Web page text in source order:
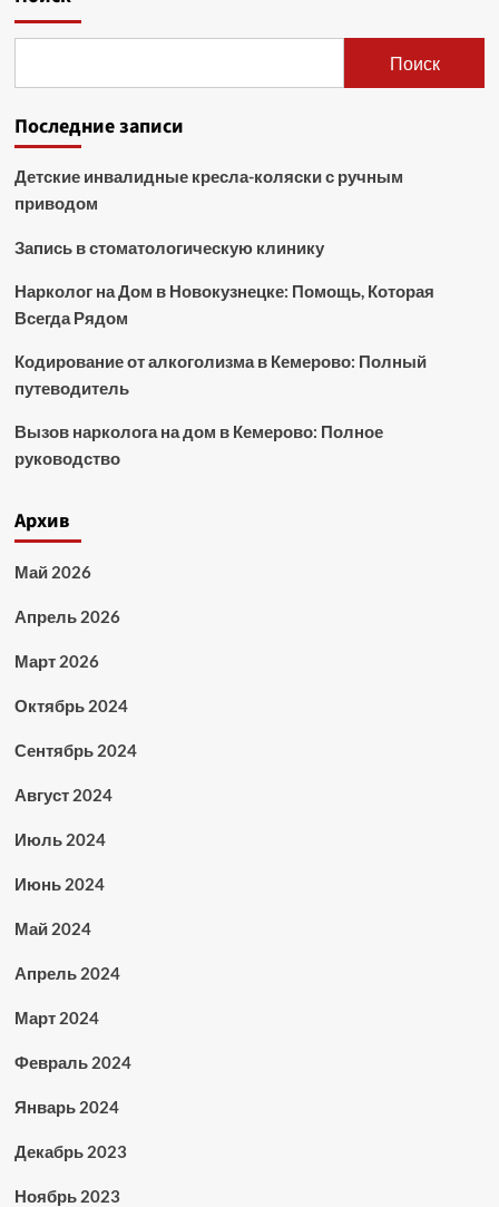
Поиск
Последние записи
Детские инвалидные кресла-коляски с ручным
приводом
Запись в стоматологическую клинику
Нарколог на Дом в Новокузнецке: Помощь, Которая
Всегда Рядом
Кодирование от алкоголизма в Кемерово: Полный
путеводитель
Вызов нарколога на дом в Кемерово: Полное
руководство
Архив
Май 2026
Апрель 2026
Март 2026
Октябрь 2024
Сентябрь 2024
Август 2024
Июль 2024
Июнь 2024
Май 2024
Апрель 2024
Март 2024
Февраль 2024
Январь 2024
Декабрь 2023
Ноябрь 2023